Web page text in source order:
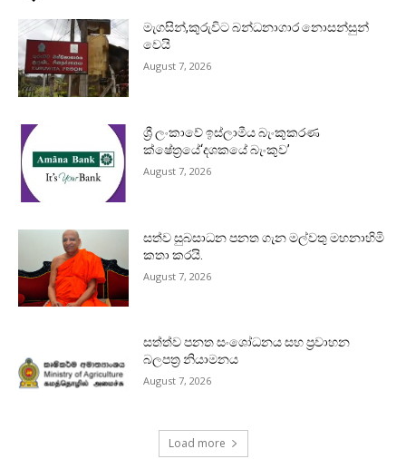
මැගසින්,කුරුවිට බන්ධනාගාර නොසන්සුන්
වෙයි
August 7, 2026
ශ්‍රී ලංකාවේ ඉස්ලාමීය බැංකුකරණ
ක්ෂේත්‍රයේ‘දශකයේ බැංකුව’
August 7, 2026
සත්ව සුබසාධන පනත ගැන මල්වතු මහනාහිමි
කතා කරයි.
August 7, 2026
සත්ත්ව පනත සංශෝධනය සහ ප්‍රවාහන
බලපත්‍ර නියාමනය
August 7, 2026
Load more